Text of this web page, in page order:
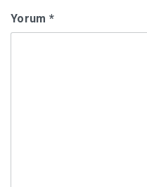
Yorum *